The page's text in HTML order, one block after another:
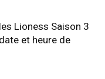
Lioness Saison 3
et heure de